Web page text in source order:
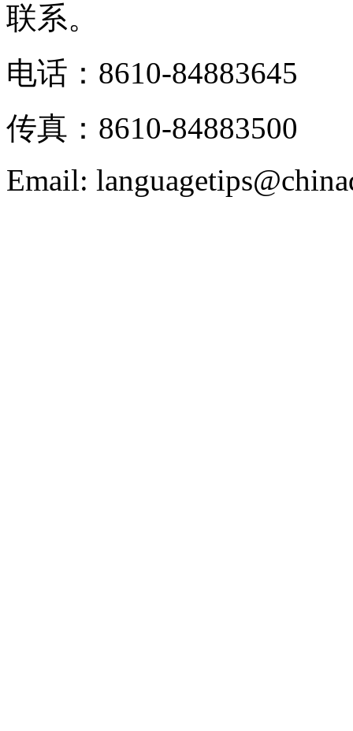
联系。
电话：8610-84883645
传真：8610-84883500
Email: